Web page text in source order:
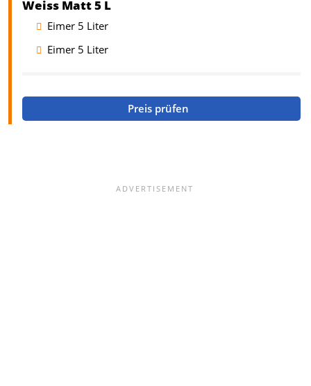
Weiss Matt 5 L
Eimer 5 Liter
Eimer 5 Liter
Preis prüfen